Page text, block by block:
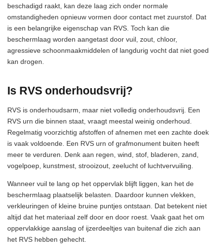
beschadigd raakt, kan deze laag zich onder normale
omstandigheden opnieuw vormen door contact met zuurstof. Dat
is een belangrijke eigenschap van RVS. Toch kan die
beschermlaag worden aangetast door vuil, zout, chloor,
agressieve schoonmaakmiddelen of langdurig vocht dat niet goed
kan drogen.
Is RVS onderhoudsvrij?
RVS is onderhoudsarm, maar niet volledig onderhoudsvrij. Een
RVS urn die binnen staat, vraagt meestal weinig onderhoud.
Regelmatig voorzichtig afstoffen of afnemen met een zachte doek
is vaak voldoende. Een RVS urn of grafmonument buiten heeft
meer te verduren. Denk aan regen, wind, stof, bladeren, zand,
vogelpoep, kunstmest, strooizout, zeelucht of luchtvervuiling.
Wanneer vuil te lang op het oppervlak blijft liggen, kan het de
beschermlaag plaatselijk belasten. Daardoor kunnen vlekken,
verkleuringen of kleine bruine puntjes ontstaan. Dat betekent niet
altijd dat het materiaal zelf door en door roest. Vaak gaat het om
oppervlakkige aanslag of ijzerdeeltjes van buitenaf die zich aan
het RVS hebben gehecht.